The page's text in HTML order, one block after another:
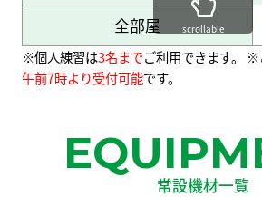
全部屋
scrollable
※個人練習は3名までご利用できます。
午前7時より受付可能です。
常設機材一覧